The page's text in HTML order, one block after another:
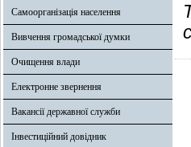
Самоорганізація населення
Вивчення громадської думки
Очищення влади
Електронне звернення
Вакансії державної служби
Інвестиційний довідник